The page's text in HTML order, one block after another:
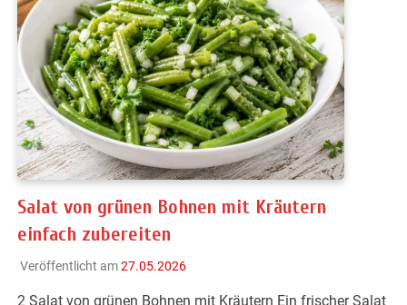
Salat von grünen Bohnen mit Kräutern
einfach zubereiten
Veröffentlicht am27.05.2026
2 Salat von grünen Bohnen mit Kräutern Ein frischer Salat